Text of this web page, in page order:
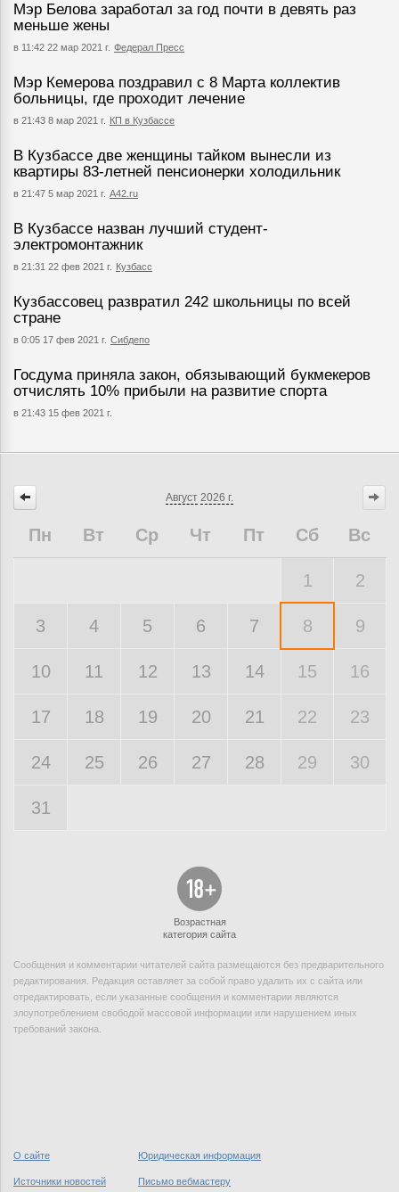
Мэр Белова заработал за год почти в девять раз
меньше жены
в 11:42 22 мар 2021 г. Федерал Пресс
Мэр Кемерова поздравил с 8 Марта коллектив
больницы, где проходит лечение
в 21:43 8 мар 2021 г. КП в Кузбассе
В Кузбассе две женщины тайком вынесли из
квартиры 83-летней пенсионерки холодильник
в 21:47 5 мар 2021 г. А42.ru
В Кузбассе назван лучший студент-
электромонтажник
в 21:31 22 фев 2021 г. Кузбасс
Кузбассовец развратил 242 школьницы по всей
стране
в 0:05 17 фев 2021 г. Сибдепо
Госдума приняла закон, обязывающий букмекеров
отчислять 10% прибыли на развитие спорта
в 21:43 15 фев 2021 г.
Август 2026 г.
Пн Вт Ср Чт Пт Сб Вс
1 2
3 4 5 6 7 8 9
10 11 12 13 14 15 16
17 18 19 20 21 22 23
24 25 26 27 28 29 30
31
Возрастная
категория сайта
Сообщения и комментарии читателей сайта размещаются без предварительного
редактирования. Редакция оставляет за собой право удалить их с сайта или
отредактировать, если указанные сообщения и комментарии являются
злоупотреблением свободой массовой информации или нарушением иных
требований закона.
О сайте Юридическая информация
Источники новостей Письмо вебмастеру